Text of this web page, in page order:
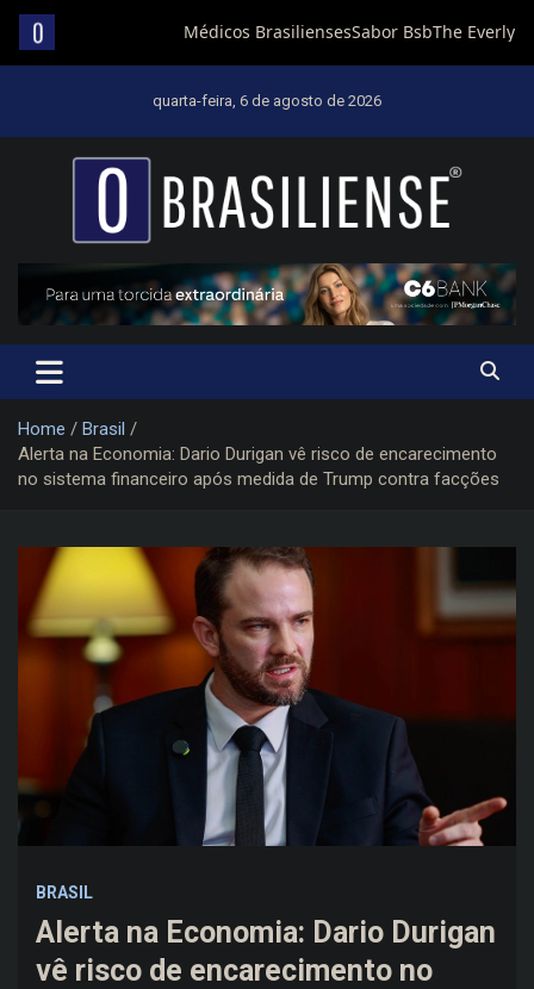
quarta-feira, 6 de agosto de 2026
Um diário de notícias que trabalha por Brasília
Home
Brasil
Alerta na Economia: Dario Durigan vê risco de encarecimento
no sistema financeiro após medida de Trump contra facções
BRASIL
Alerta na Economia: Dario Durigan
vê risco de encarecimento no